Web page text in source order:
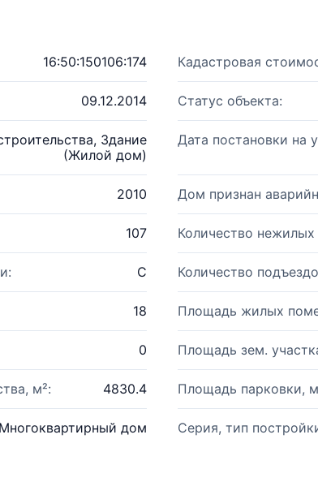
16:50:150106:174 Кадастровая
09.12.2014 Статус объекта:
Здание
(Жилой дом)
Дата постановки на
2010 Дом признан
107 Количество
C Количество
18 Площадь жилых
0 Площадь зем.
м²: 4830.4 Площадь парковки,
Многоквартирный дом Серия, тип